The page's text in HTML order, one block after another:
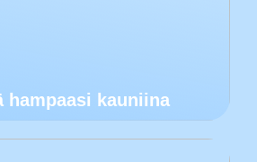
hampaasi kauniina